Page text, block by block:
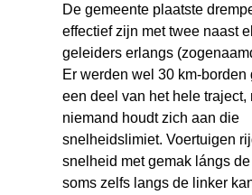
De gemeente plaatste
effectief zijn met twee naast
geleiders erlangs
Er werden wel 30 km-borden
een deel van het hele traject,
niemand houdt zich aan die
snelheidslimiet. Voertuigen
snelheid met gemak lángs
soms zelfs langs de linker